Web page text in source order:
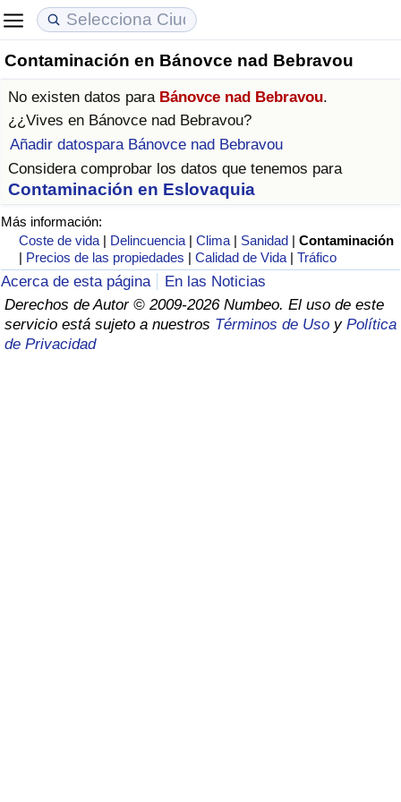
Contaminación en Bánovce nad Bebravou
No existen datos para Bánovce nad Bebravou.
¿¿Vives en Bánovce nad Bebravou?
Añadir datospara Bánovce nad Bebravou
Considera comprobar los datos que tenemos para
Contaminación en Eslovaquia
Más información:
Coste de vida | Delincuencia |Clima | Sanidad |Contaminación
| Precios de las propiedades |Calidad de Vida |Tráfico
Acerca de esta página
En las Noticias
Derechos de Autor © 2009-2026 Numbeo. El uso de este
servicio está sujeto a nuestros Términos de Uso y Política
de Privacidad
Coste de vida
Índice de Costo de Vida (Actual)
Índice de Costo de Vida
Índice de costo de vida por país
en aqaba
Precios de las propiedades
Índice de Precios de Inmuebles (Actual)
Índice de Precios de Inmuebles
Índice de Precios de Inmuebles por País
Calidad de Vida
Índice de Calidad de Vida
Índice de Calidad de Vida (Actual)
Índice de calidad de vida por país
Delincuencia
Calificación del Índice de Criminalidad
(Actual)